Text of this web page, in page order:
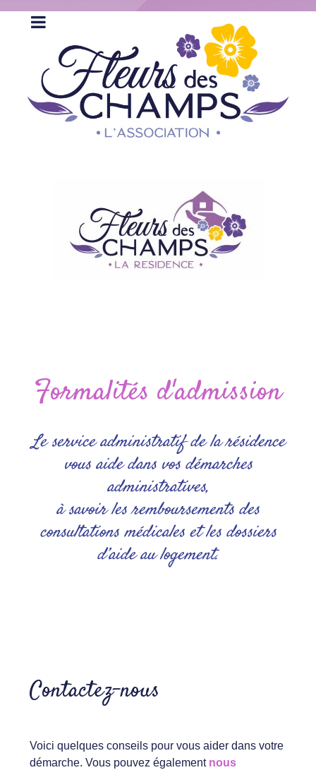
Formalités d'admission
Le service administratif de la résidence
vous aide dans vos démarches
administratives,
à savoir les remboursements des
consultations médicales et les dossiers
d’aide au logement.
Contactez-nous
Voici quelques conseils pour vous aider dans votre
démarche. Vous pouvez également nous